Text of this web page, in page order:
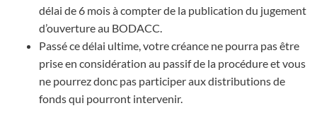
délai de 6 mois à compter de la publication du jugement
d’ouverture au BODACC.
Passé ce délai ultime, votre créance ne pourra pas être
prise en considération au passif de la procédure et vous
ne pourrez donc pas participer aux distributions de
fonds qui pourront intervenir.